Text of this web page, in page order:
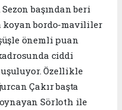
başından beri
koyan bordo-mavililer
önemli puan
ciddi
Özellikle
Çakır başta
Sörloth ile